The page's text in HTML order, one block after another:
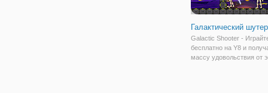
Галактический шутер
Galactic Shooter -
бесплатно на Y8 и
массу удовольствия от